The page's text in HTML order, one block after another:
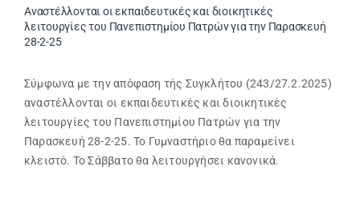
Αναστέλλονται οι εκπαιδευτικές και διοικητικές
λειτουργίες του Πανεπιστημίου Πατρών για την Παρασκευή
28-2-25
Σύμφωνα με την απόφαση τής Συγκλήτου (243/27.2.2025)
αναστέλλονται οι εκπαιδευτικές και διοικητικές
λειτουργίες του Πανεπιστημίου Πατρών για την
Παρασκευή 28-2-25. Το Γυμναστήριο θα παραμείνει
κλειστό. Το Σάββατο θα λειτουργήσει κανονικά.